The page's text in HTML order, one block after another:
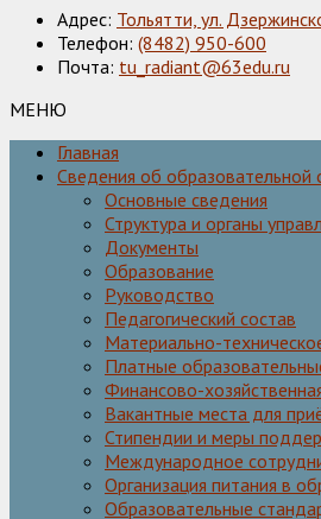
Адрес: Тольятти, ул.
Телефон: (8482) 950-600
Почта: tu_radiant@63edu.ru
МЕНЮ
Главная
Сведения об образовательной
Основные сведения
Структура и органы
Документы
Образование
Руководство
Педагогический состав
Материально-
Платные
Финансово-
Вакантные места для
Стипендии и меры
Международное
Организация питания в
Образовательные